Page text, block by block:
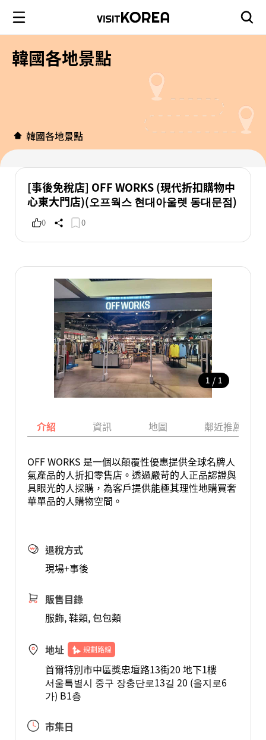
韓國各地景點
韓國各地景點
[事後免稅店] OFF WORKS (現代折扣購物中
心東大門店)(오프웍스 현대아울렛 동대문점)
0 0
1 / 1
介紹 資訊 地圖 鄰近推薦景點
OFF WORKS 是一個以顛覆性優惠提供全球名牌人
氣產品的人折扣零售店。透過嚴苛的人正品認證與
具眼光的人採購，為客戶提供能極其理性地購買奢
華單品的人購物空間。
退稅方式
現場+事後
販售目錄
服飾, 鞋類, 包包類
地址 規劃路線
首爾特別市中區獎忠壇路13街20 地下1樓
서울특별시 중구 장충단로13길 20 (을지로6
가) B1층
市集日